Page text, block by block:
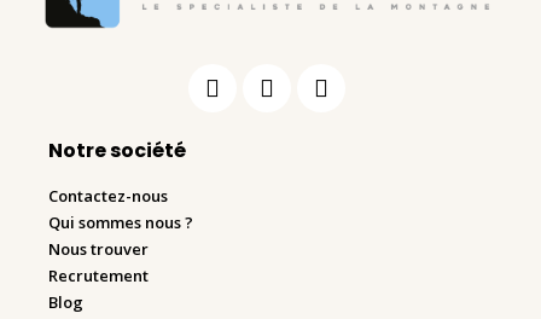
Notre société
Contactez-nous
Qui sommes nous ?
Nous trouver
Recrutement
Blog